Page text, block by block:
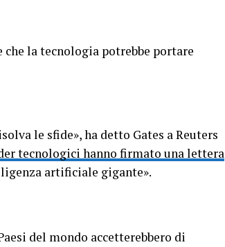
la tecnologia potrebbe portare
le sfide», ha detto Gates a Reuters
tecnologici hanno firmato una lettera
artificiale gigante».
del mondo accetterebbero di